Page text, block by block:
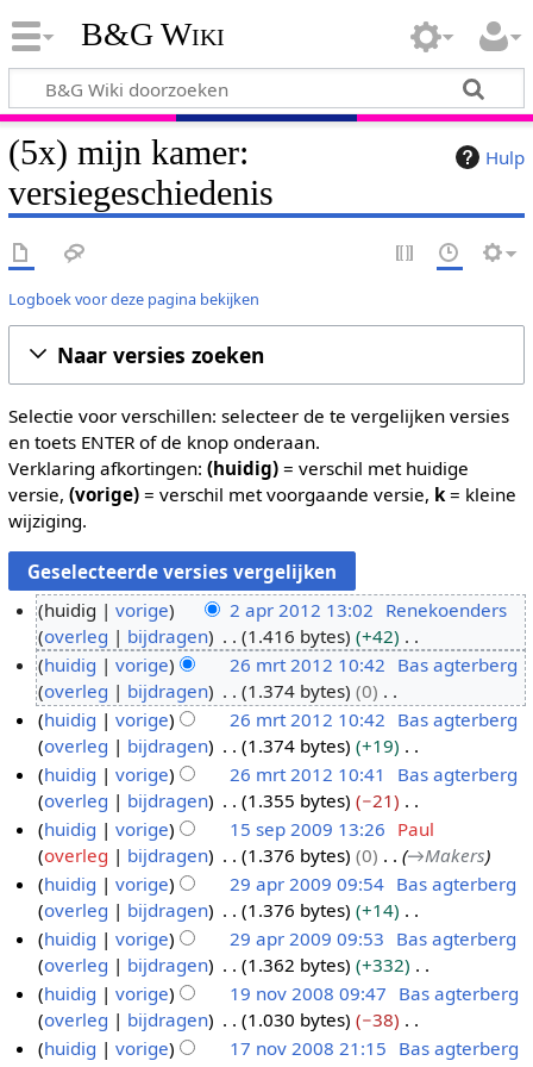
B&G Wiki
Hulp
(5x) mijn kamer:
versiegeschiedenis
Logboek voor deze pagina bekijken
Naar versies zoeken
Selectie voor verschillen: selecteer de te vergelijken versies
en toets ENTER of de knop onderaan.
Verklaring afkortingen: (huidig)= verschil met huidige
versie, (vorige)= verschil met voorgaande versie, k= kleine
wijziging.
a
0
2
huidig vorige 2 apr 2012 13:02 Renekoenders
overleg
bijdragen 1.416 bytes
+42
G
e
e
n
b
e
w
e
r
k
i
n
g
s
s
a
6
2
1
huidig vorige 26 mrt 2012 10:42 Bas agterberg
overleg
bijdragen 1.374 bytes
0
G
e
e
n
b
e
w
e
r
k
i
n
g
s
huidig vorige 26 mrt 2012 10:42 Bas agterberg
overleg
bijdragen 1.374 bytes
+19
G
e
e
n
b
e
w
e
r
k
i
n
huidig vorige 26 mrt 2012 10:41
Bas agterberg
overleg
bijdragen 1.355 bytes
−21
G
e
e
n
b
e
w
e
r
k
5
e
2
0
huidig vorige 15 sep 2009 13:26 Paul
overleg
bijdragen 1.376 bytes 0 →Makers
9
p
2
huidig vorige 29 apr 2009 09:54 Bas agterberg
overleg
bijdragen 1.376 bytes
+14
G
e
e
n
b
huidig vorige 29 apr 2009 09:53 Bas agterberg
overleg
bijdragen 1.362 bytes
+332
G
e
e
9
huidig vorige 19 nov 2008 09:47 Bas agterberg
overleg
bijdragen 1.030 bytes
−38
Ghuidig vorige 17 nov 2008 21:15 Bas agterberg